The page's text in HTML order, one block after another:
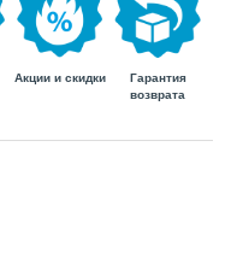
Акции и скидки
Гарантия
возврата